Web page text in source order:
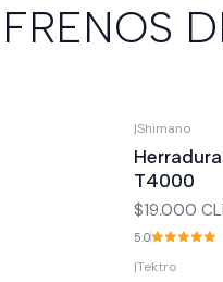
FRENOS
|Shimano
T4000
$19.000
5.0
|Tektro